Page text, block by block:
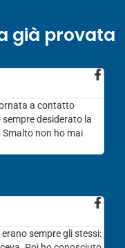
già provata
a contatto
desiderato la
Smalto non ho mai
sempre gli stessi: